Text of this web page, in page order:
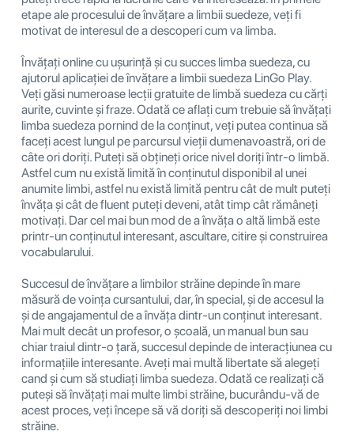
etape ale procesului de învățare a limbii suedeze, veți fi
motivat de interesul de a descoperi cum va limba.
Învățați online cu ușurință și cu succes limba suedeza, cu
ajutorul aplicației de învățare a limbii suedeza LinGo Play.
Veți găsi numeroase lecții gratuite de limbă suedeza cu cărți
aurite, cuvinte și fraze. Odată ce aflați cum trebuie să învățați
limba suedeza pornind de la conținut, veți putea continua să
faceți acest lungul pe parcursul vieții dumenavoastră, ori de
câte ori doriți. Puteți să obțineți orice nivel doriți într-o limbă.
Astfel cum nu există limită în conținutul disponibil al unei
anumite limbi, astfel nu există limită pentru cât de mult puteți
învăța și cât de fluent puteți deveni, atât timp cât rămâneți
motivați. Dar cel mai bun mod de a învăța o altă limbă este
printr-un conținutul interesant, ascultare, citire și construirea
vocabularului.
Succesul de învățare a limbilor străine depinde în mare
măsură de voința cursantului, dar, în special, și de accesul la
și de angajamentul de a învăța dintr-un conținut interesant.
Mai mult decât un profesor, o școală, un manual bun sau
chiar traiul dintr-o țară, succesul depinde de interacțiunea cu
informațiile interesante. Aveți mai multă libertate să alegeți
cand și cum să studiați limba suedeza. Odată ce realizați că
puteși să învățați mai multe limbi străine, bucurându-vă de
acest proces, veți începe să vă doriți să descoperiți noi limbi
străine.